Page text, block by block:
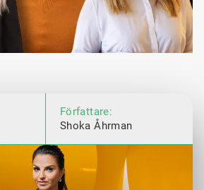
Författare:
Shoka Åhrman